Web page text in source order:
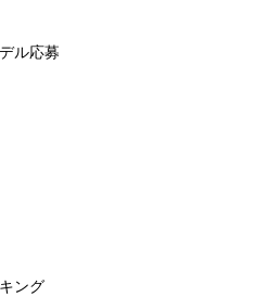
ル応募
ング